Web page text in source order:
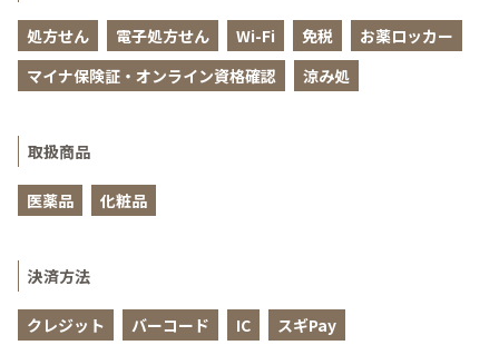
処方せん 電子処方せん Wi-Fi 免税
お薬ロッカー
マイナ保険証・オンライン資格確認
涼み処
取扱商品
医薬品 化粧品
決済方法
クレジット バーコード IC スギPay